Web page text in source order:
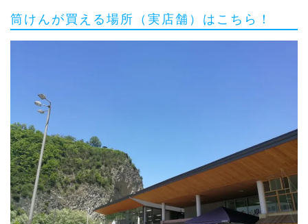
筒けんが買える場所（実店舗）はこちら！